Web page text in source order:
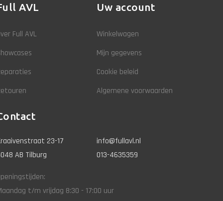
AVL
Full AVL
Uw account
Winkelwagen
Mijn gegevens
Cookie beleid
Algemene voorwaarden
23-17
AB Tilburg
info@fullavl.nl
013-4635359
t/m vrijdag 8:30 - 17:00 uur